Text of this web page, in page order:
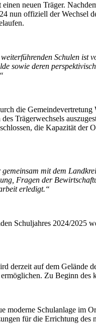
neuen Träger.
nun offiziell der
Schulen
sowie deren
die
Trägerwechsels
die Kapazität
gemeinsam mit dem
Fragen der
erledigt.“
Schuljahres 2024/2025
derzeit auf dem
Zu Beginn des
Schulanlage im
für die Errichtung des